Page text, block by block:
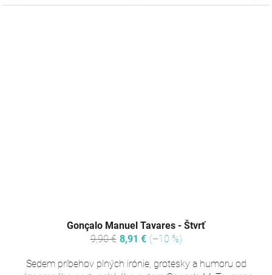
Gonçalo Manuel Tavares - Štvrť
9,90 € 8,91 € (–10 %)
Sedem príbehov plných irónie, grotesky a humoru od